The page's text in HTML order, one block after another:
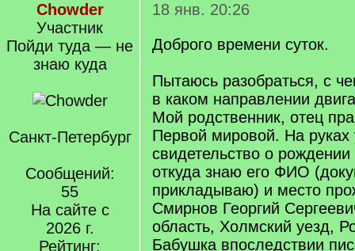
Chowder
Участник
Пойди туда — не
знаю куда
Санкт-Петербург
Сообщений:
55
На сайте с
2026 г.
Рейтинг:
18 янв. 20:26
Доброго времени суток.
Пытаюсь разобраться, с
в каком направлении
Мой родственник, отец
Первой мировой. На руках
свидетельство о
откуда знаю его ФИО
прикладываю) и место
Смирнов Георгий
область, Холмский уезд,
Бабушка впоследствии